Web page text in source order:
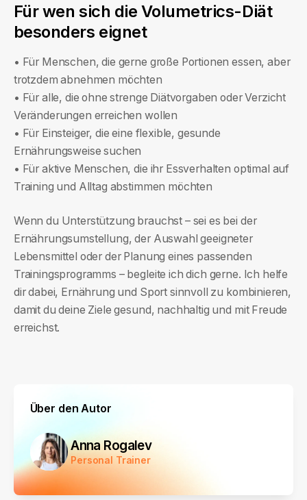
Für wen sich die Volumetrics-Diät
besonders eignet
• Für Menschen, die gerne große Portionen essen, aber
trotzdem abnehmen möchten
• Für alle, die ohne strenge Diätvorgaben oder Verzicht
Veränderungen erreichen wollen
• Für Einsteiger, die eine flexible, gesunde
Ernährungsweise suchen
• Für aktive Menschen, die ihr Essverhalten optimal auf
Training und Alltag abstimmen möchten
Wenn du Unterstützung brauchst – sei es bei der
Ernährungsumstellung, der Auswahl geeigneter
Lebensmittel oder der Planung eines passenden
Trainingsprogramms – begleite ich dich gerne. Ich helfe
dir dabei, Ernährung und Sport sinnvoll zu kombinieren,
damit du deine Ziele gesund, nachhaltig und mit Freude
erreichst.
Über den Autor
Anna Rogalev
Personal Trainer